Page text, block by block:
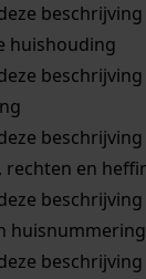
beschrijving
huishouding
beschrijving
beschrijving
rechten en
beschrijving
huisnummering
beschrijving